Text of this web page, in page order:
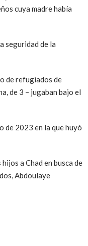
cuya madre había
seguridad de la
de refugiados de
de 3 – jugaban bajo el
de 2023 en la que huyó
a Chad en busca de
Abdoulaye